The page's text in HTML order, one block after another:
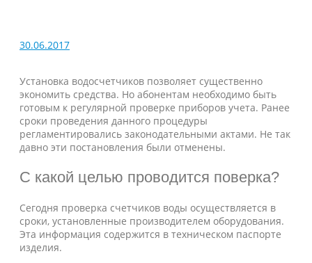
30.06.2017
Установка водосчетчиков позволяет существенно
экономить средства. Но абонентам необходимо быть
готовым к регулярной проверке приборов учета. Ранее
сроки проведения данного процедуры
регламентировались законодательными актами. Не так
давно эти постановления были отменены.
С какой целью проводится поверка?
Сегодня проверка счетчиков воды осуществляется в
сроки, установленные производителем оборудования.
Эта информация содержится в техническом паспорте
изделия.